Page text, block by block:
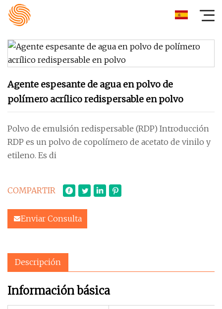
Agente espesante de agua en polvo de
polímero acrílico redispersable en polvo
Polvo de emulsión redispersable (RDP) Introducción
RDP es un polvo de copolímero de acetato de vinilo y
etileno. Es di
COMPARTIR
Enviar Consulta
Descripción
Información básica